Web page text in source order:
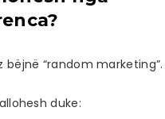
bëjnë “random marketing”.
duke: